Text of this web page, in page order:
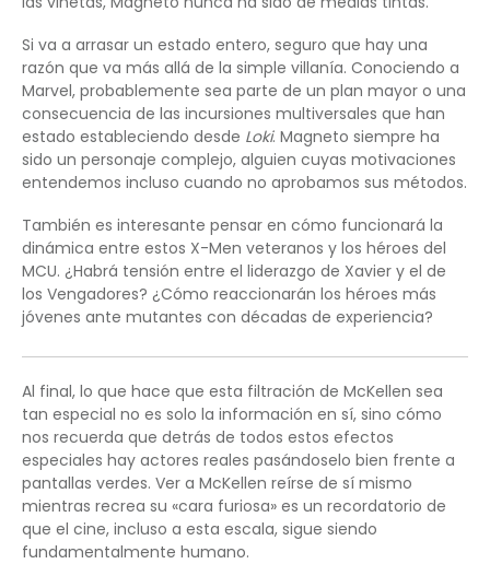
Si va a arrasar un estado entero, seguro que hay una
razón que va más allá de la simple villanía. Conociendo a
Marvel, probablemente sea parte de un plan mayor o una
consecuencia de las incursiones multiversales que han
estado estableciendo desde Loki. Magneto siempre ha
sido un personaje complejo, alguien cuyas motivaciones
entendemos incluso cuando no aprobamos sus métodos.
También es interesante pensar en cómo funcionará la
dinámica entre estos X-Men veteranos y los héroes del
MCU. ¿Habrá tensión entre el liderazgo de Xavier y el de
los Vengadores? ¿Cómo reaccionarán los héroes más
jóvenes ante mutantes con décadas de experiencia?
Al final, lo que hace que esta filtración de McKellen sea
tan especial no es solo la información en sí, sino cómo
nos recuerda que detrás de todos estos efectos
especiales hay actores reales pasándoselo bien frente a
pantallas verdes. Ver a McKellen reírse de sí mismo
mientras recrea su «cara furiosa» es un recordatorio de
que el cine, incluso a esta escala, sigue siendo
fundamentalmente humano.